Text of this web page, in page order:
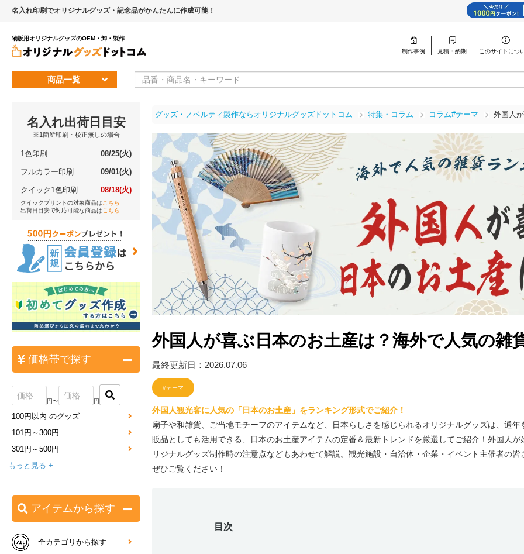
名入れ印刷でオリジナルグッズ・記念品がかんたんに作成可能！
物販用オリジナルグッズのOEM・卸・製作
制作事例
見積・納期 このサイトにつ
商品一覧
グッズ・ノベルティ製作ならオリジナルグッズドットコム 特集・コラム コラム#テーマ 外国人
外国人が喜ぶ日本のお土産は？海外で人気の雑
最終更新日：2026.07.06
#テーマ
外国人観光客に人気の「日本のお土産」をランキング形式でご紹介！
扇子や和雑貨、ご当地モチーフのアイテムなど、日本らしさを感じられるオリジナルグッズは、通
販品としても活用できる、日本のお土産アイテムの定番＆最新トレンドを厳選してご紹介！ 外国人
リジナルグッズ制作時の注意点などもあわせて解説。観光施設・自治体・企業・イベント主催者の
ぜひご覧ください！
目次
名入れ出荷日目安
※1箇所印刷・校正無しの場合
1色印刷 08/25(火)
フルカラー印刷 09/01(火)
クイック1色印刷 08/18(火)
クイックプリントの対象商品は こちら
出荷日目安で対応可能な商品は こちら
価格帯で探す
円〜 円
100円以内 のグッズ
101円～300円
301円～500円
もっと見る +
アイテムから探す
全カテゴリから探す